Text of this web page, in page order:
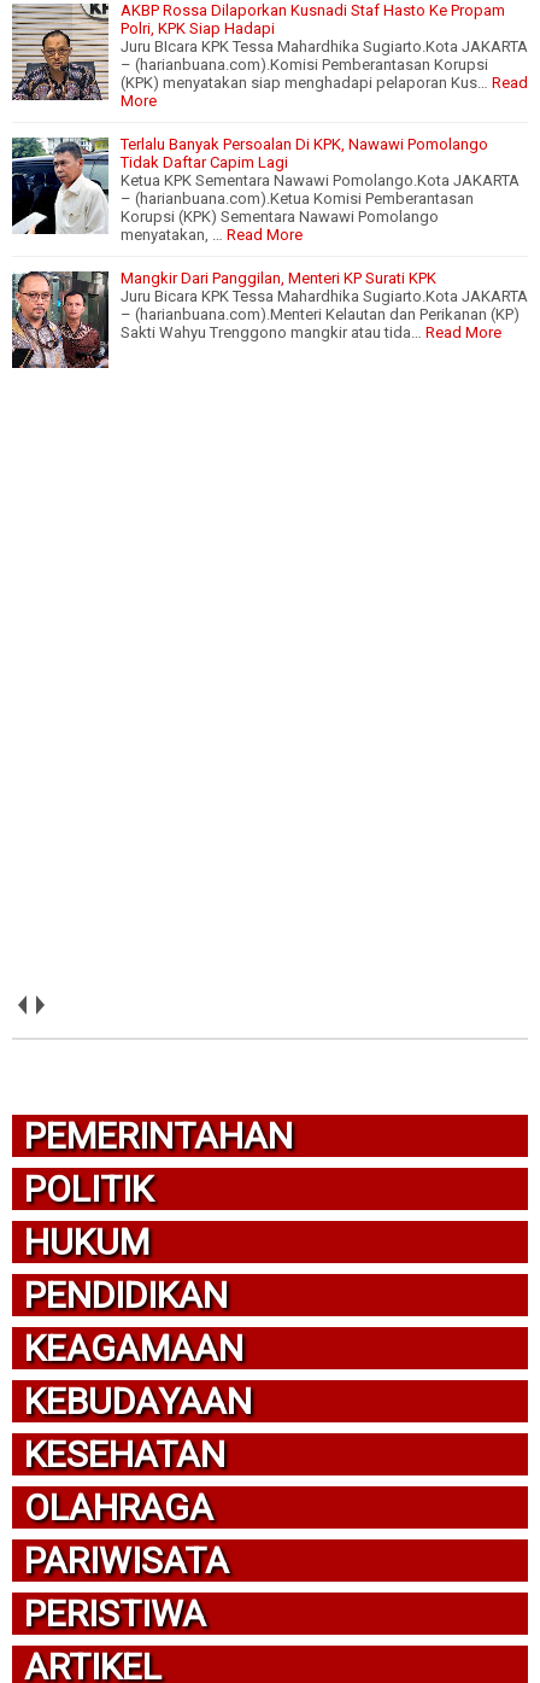
AKBP Rossa Dilaporkan Kusnadi Staf Hasto Ke Propam
Polri, KPK Siap Hadapi
Juru BIcara KPK Tessa Mahardhika Sugiarto.Kota JAKARTA
– (harianbuana.com).Komisi Pemberantasan Korupsi
(KPK) menyatakan siap menghadapi pelaporan Kus… Read
More
Terlalu Banyak Persoalan Di KPK, Nawawi Pomolango
Tidak Daftar Capim Lagi
Ketua KPK Sementara Nawawi Pomolango.Kota JAKARTA
– (harianbuana.com).Ketua Komisi Pemberantasan
Korupsi (KPK) Sementara Nawawi Pomolango
menyatakan, … Read More
Mangkir Dari Panggilan, Menteri KP Surati KPK
Juru Bicara KPK Tessa Mahardhika Sugiarto.Kota JAKARTA
– (harianbuana.com).Menteri Kelautan dan Perikanan (KP)
Sakti Wahyu Trenggono mangkir atau tida… Read More
PEMERINTAHAN
POLITIK
HUKUM
PENDIDIKAN
KEAGAMAAN
KEBUDAYAAN
KESEHATAN
OLAHRAGA
PARIWISATA
PERISTIWA
ARTIKEL